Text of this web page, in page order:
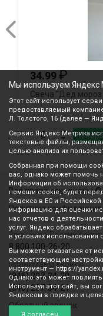
34.99₽
Свеча "Дед
В
Все права защищены ©
Политика
Звонок по России
8 800 100-26-20
Принимаем звонки
(846) 207-34-20
(846) 207-34-21
Обратный звонок
Мы используем Яндекс
Этот сайт использует
предоставляемый
Л. Толстого, 16 (далее —
Сервис Яндекс Метрика
текстовые файлы,
целью анализа их
Собранная при помощи
вас, однако может помочь
Информация об
помощи cookie, будет
Яндекса в ЕС и
информацию для оценки
нас отчетов о
услуг. Яндекс
в условиях использования
Вы можете отказаться от
соответствующие
инструмент — https://
Однако это может
Используя этот сайт, вы
Яндексом в порядке и
Я согласен